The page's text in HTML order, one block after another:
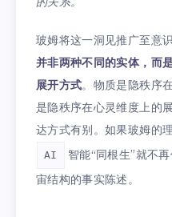
玻姆将这一洞见推广至意
并非两种不同的实体，而
展开方式。物质是隐秩序
是隐秩序在心灵维度上的
达方式有别。如果玻姆的
AI
智能“同根生”就不
宙结构的事实陈述。